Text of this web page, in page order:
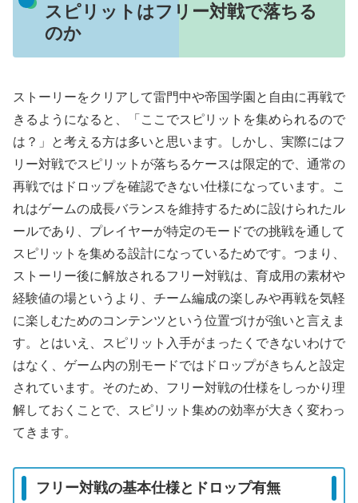
スピリットはフリー対戦で落ちる
のか
ストーリーをクリアして雷門中や帝国学園と自由に再戦で
きるようになると、「ここでスピリットを集められるので
は？」と考える方は多いと思います。しかし、実際にはフ
リー対戦でスピリットが落ちるケースは限定的で、通常の
再戦ではドロップを確認できない仕様になっています。こ
れはゲームの成長バランスを維持するために設けられたル
ールであり、プレイヤーが特定のモードでの挑戦を通して
スピリットを集める設計になっているためです。つまり、
ストーリー後に解放されるフリー対戦は、育成用の素材や
経験値の場というより、チーム編成の楽しみや再戦を気軽
に楽しむためのコンテンツという位置づけが強いと言えま
す。とはいえ、スピリット入手がまったくできないわけで
はなく、ゲーム内の別モードではドロップがきちんと設定
されています。そのため、フリー対戦の仕様をしっかり理
解しておくことで、スピリット集めの効率が大きく変わっ
てきます。
フリー対戦の基本仕様とドロップ有無